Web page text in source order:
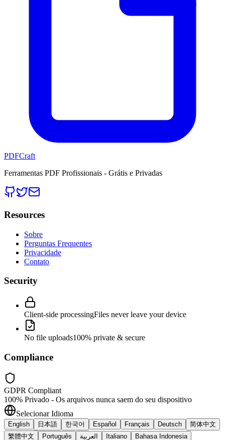
PDFCraft
Ferramentas PDF Profissionais - Grátis e Privadas
Resources
Sobre
Perguntas Frequentes
Privacidade
Contato
Security
Client-side processingFiles never leave your device
No file uploads100% private & secure
Compliance
GDPR Compliant
100% Privado - Os arquivos nunca saem do seu dispositivo
Selecionar Idioma
English 日本語 한국어 Español Français Deutsch
简体中文
繁體中文
Português العربية Italiano Bahasa Indonesia